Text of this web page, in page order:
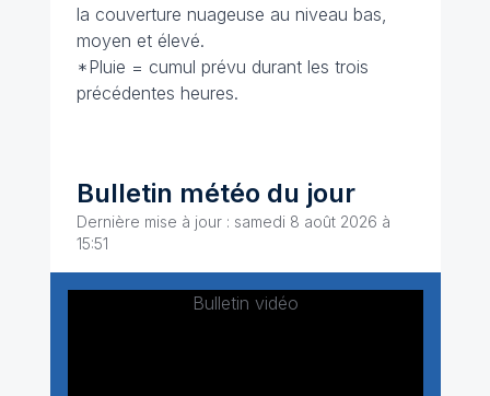
la couverture nuageuse au niveau bas,
moyen et élevé.
*Pluie = cumul prévu durant les trois
précédentes heures.
Bulletin météo du jour
Dernière mise à jour : samedi 8 août 2026 à
15:51
Bulletin vidéo